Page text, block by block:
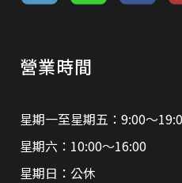
營業時間
星期一至星期五：9:00～
星期六：10:00～16:00
星期日：公休